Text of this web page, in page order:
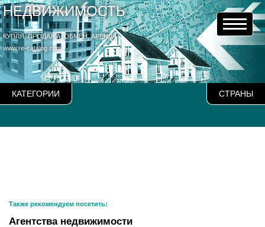
НЕДВИЖИМОСТЬ
КУПЛЯ, ПРОДАЖА, ОБМЕН, АРЕНДА
www.re-catalog.com
КАТЕГОРИИ СТРАНЫ
Также рекомендуем посетить:
Агентства недвижимости